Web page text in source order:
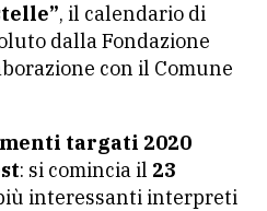
, il calendario di
dalla Fondazione
con il Comune
targati 2020
: si comincia il 23
interessanti interpreti